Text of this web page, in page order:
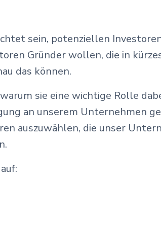
sein, potenziellen
Gründer wollen, die in
das können.
sie eine wichtige Rolle
an unserem Unternehmen
auszuwählen, die unser